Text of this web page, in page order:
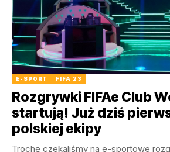
E-SPORT FIFA 23
Rozgrywki FIFAe Club
startują! Już dziś
polskiej ekipy
Trochę czekaliśmy na e-sportowe